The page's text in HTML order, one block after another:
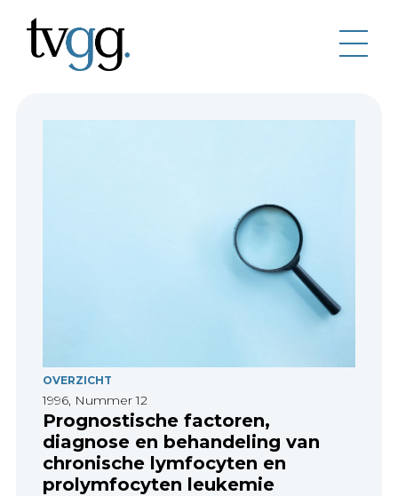
OVERZICHT
1996, Nummer 12
Prognostische factoren,
diagnose en behandeling van
chronische lymfocyten en
prolymfocyten leukemie